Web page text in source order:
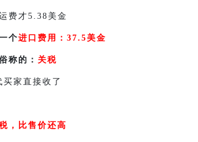
费才5.38美金
个进口费用：37.5美金
称的： 关税
买家直接收了
，比售价还高